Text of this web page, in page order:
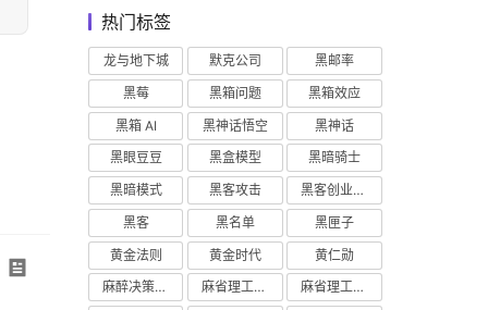
热门标签
龙与地下城 默克公司
黑邮率
黑莓
黑箱问题
黑箱效应
黑箱 AI
黑神话悟空
黑神话
黑眼豆豆
黑盒模型
黑暗骑士
黑暗模式
黑客攻击
黑客创业主义
黑客
黑名单
黑匣子
黄金法则
黄金时代
黄仁勋
麻醉决策支持
麻省理工学院研究
麻省理工学院